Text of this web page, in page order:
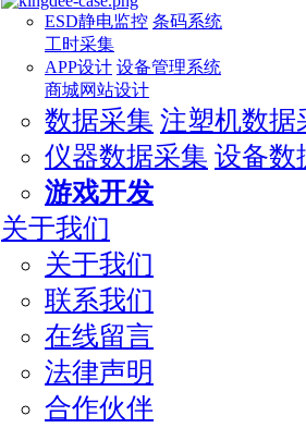
ESD静电监控 条码系统
工时采集
APP设计 设备管理系统
商城网站设计
数据采集 注塑机数据
仪器数据采集 设备数
游戏开发
关于我们
关于我们
联系我们
在线留言
法律声明
合作伙伴